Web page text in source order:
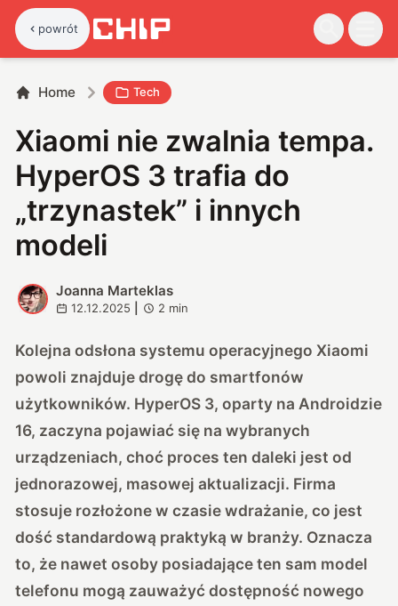
powrót
Home Tech
Xiaomi nie zwalnia tempa.
HyperOS 3 trafia do
„trzynastek” i innych
modeli
J
Joanna Marteklas
12.12.2025 2 min
Kolejna odsłona systemu operacyjnego Xiaomi
powoli znajduje drogę do smartfonów
użytkowników. HyperOS 3, oparty na Androidzie
16, zaczyna pojawiać się na wybranych
urządzeniach, choć proces ten daleki jest od
jednorazowej, masowej aktualizacji. Firma
stosuje rozłożone w czasie wdrażanie, co jest
dość standardową praktyką w branży. Oznacza
to, że nawet osoby posiadające ten sam model
telefonu mogą zauważyć dostępność nowego